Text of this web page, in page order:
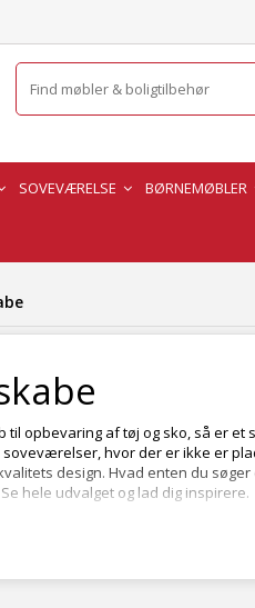
SOVEVÆRELSE BØRNEMØBLER
til opbevaring af tøj og sko, så er
hvor der er ikke er
design. Hvad enten du
hele udvalget og lad dig inspirere.